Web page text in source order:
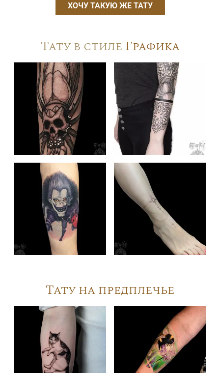
ХОЧУ ТАКУЮ ЖЕ ТАТУ
Тату в стиле Графика
Тату на предплечье